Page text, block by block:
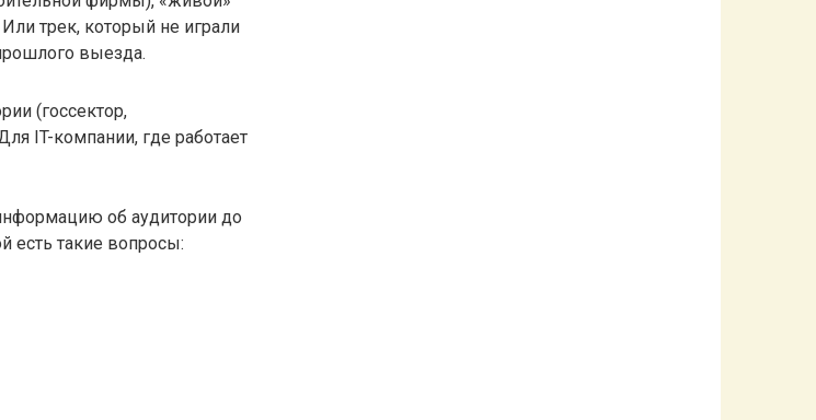
трек, который не играли
выезда.
(госсектор,
IT-компании, где работает
об аудитории до
есть такие вопросы: